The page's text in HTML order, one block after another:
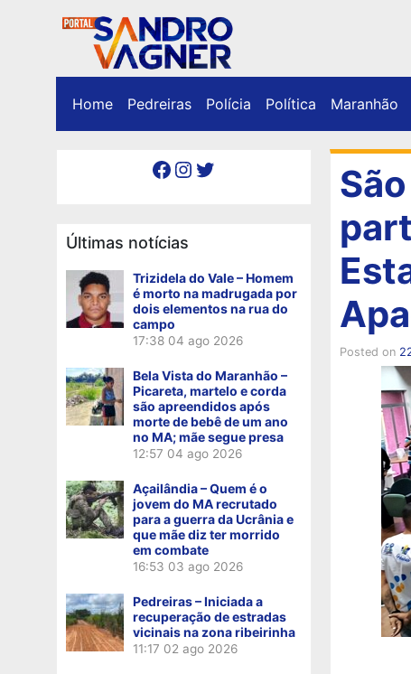
Home Pedreiras Polícia Política Maranhão
Facebook Instagram Twitter
Últimas notícias
Trizidela do Vale – Homem
é morto na madrugada por
dois elementos na rua do
campo
17:38 04 ago 2026
Bela Vista do Maranhão –
Picareta, martelo e corda
são apreendidos após
morte de bebê de um ano
no MA; mãe segue presa
12:57 04 ago 2026
Açailândia – Quem é o
jovem do MA recrutado
para a guerra da Ucrânia e
que mãe diz ter morrido
em combate
16:53 03 ago 2026
Pedreiras – Iniciada a
recuperação de estradas
vicinais na zona ribeirinha
11:17 02 ago 2026
Posted on